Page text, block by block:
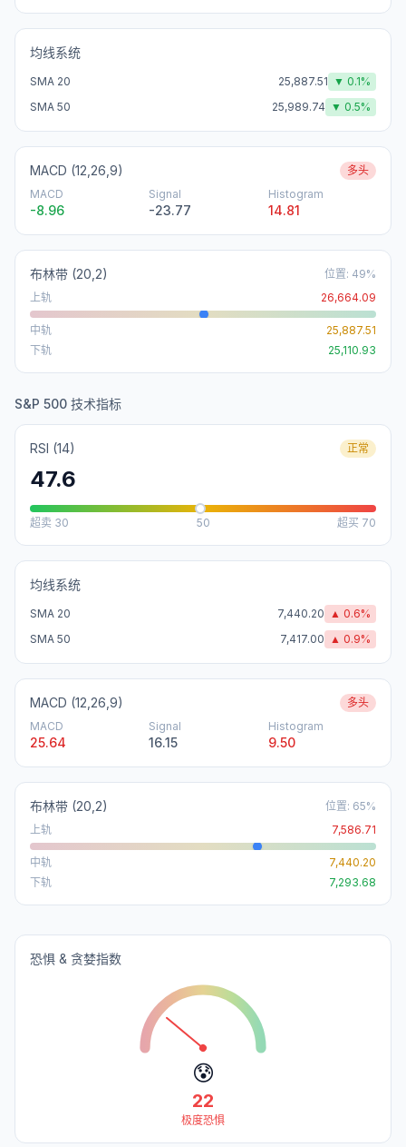
均线系统
SMA 20 25,887.51 ▼ 0.1%
SMA 50
25,989.74 ▼ 0.5%
MACD (12,26,9)
多头
MACD
-8.96
Signal
-23.77
Histogram
14.81
布林带 (20,2) 位置: 49%
上轨
26,664.09
中轨
25,887.51
下轨
25,110.93
S&P 500 技术指标
RSI (14) 正常
47.6
超卖 30 50 超买 70
均线系统
SMA 20 7,440.20 ▲ 0.6%
SMA 50
7,417.00 ▲ 0.9%
MACD (12,26,9)
多头
MACD
25.64
Signal
16.15
Histogram
9.50
布林带 (20,2) 位置: 65%
上轨
7,586.71
中轨
7,440.20
下轨
7,293.68
恐惧 & 贪婪指数
😰
22
极度恐惧